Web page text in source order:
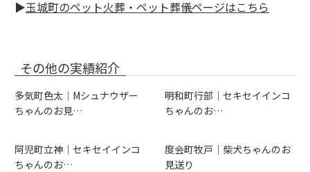
▶玉城町のペット火葬・ペット葬儀ページはこちら
その他の実績紹介
多気町色太｜Mシュナウザー
ちゃんのお見…
明和町行部｜セキセイインコ
ちゃんのお…
阿児町立神｜セキセイインコ
ちゃんのお…
度会町牧戸｜柴犬ちゃんのお
見送り